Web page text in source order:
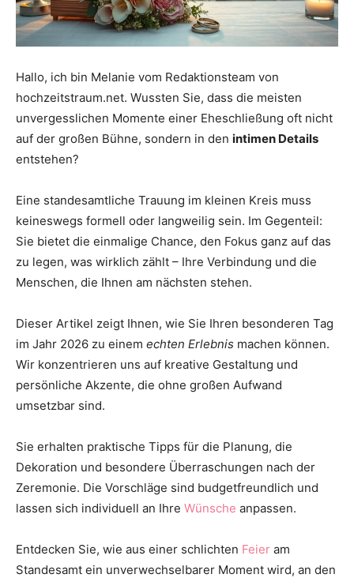
um
das
Hochzeit
Hallo, ich bin Melanie vom Redaktionsteam von
hochzeitstraum.net. Wussten Sie, dass die meisten
unvergesslichen Momente einer Eheschließung oft nicht
auf der großen Bühne, sondern in den intimen Details
entstehen?
Eine standesamtliche Trauung im kleinen Kreis muss
keineswegs formell oder langweilig sein. Im Gegenteil:
Sie bietet die einmalige Chance, den Fokus ganz auf das
zu legen, was wirklich zählt – Ihre Verbindung und die
Menschen, die Ihnen am nächsten stehen.
Dieser Artikel zeigt Ihnen, wie Sie Ihren besonderen Tag
im Jahr 2026 zu einem echten Erlebnis machen können.
Wir konzentrieren uns auf kreative Gestaltung und
persönliche Akzente, die ohne großen Aufwand
umsetzbar sind.
Sie erhalten praktische Tipps für die Planung, die
Dekoration und besondere Überraschungen nach der
Zeremonie. Die Vorschläge sind budgetfreundlich und
lassen sich individuell an Ihre Wünsche anpassen.
Entdecken Sie, wie aus einer schlichten Feier am
Standesamt ein unverwechselbarer Moment wird, an den